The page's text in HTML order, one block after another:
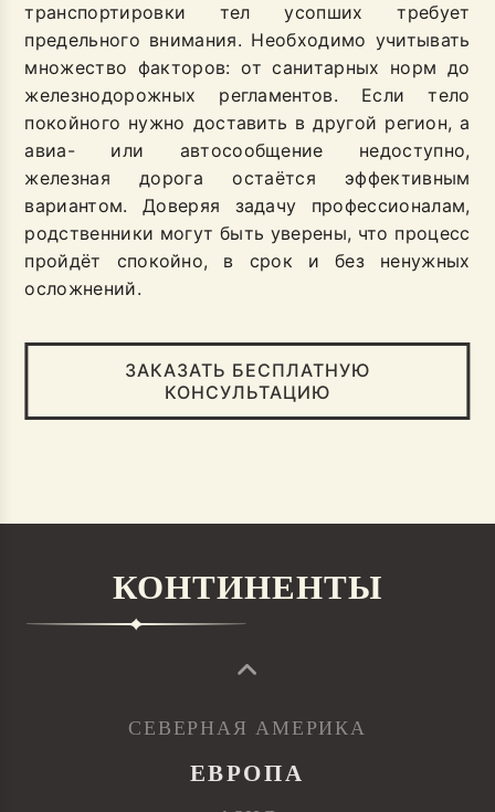
транспортировки тел усопших требует
предельного внимания. Необходимо учитывать
множество факторов: от санитарных норм до
железнодорожных регламентов. Если тело
покойного нужно доставить в другой регион, а
авиа- или автосообщение недоступно,
железная дорога остаётся эффективным
вариантом. Доверяя задачу профессионалам,
родственники могут быть уверены, что процесс
пройдёт спокойно, в срок и без ненужных
осложнений.
ЗАКАЗАТЬ БЕСПЛАТНУЮ
КОНСУЛЬТАЦИЮ
КОНТИНЕНТЫ
ЕВРОПА
СЕВЕРНАЯ АМЕРИКА